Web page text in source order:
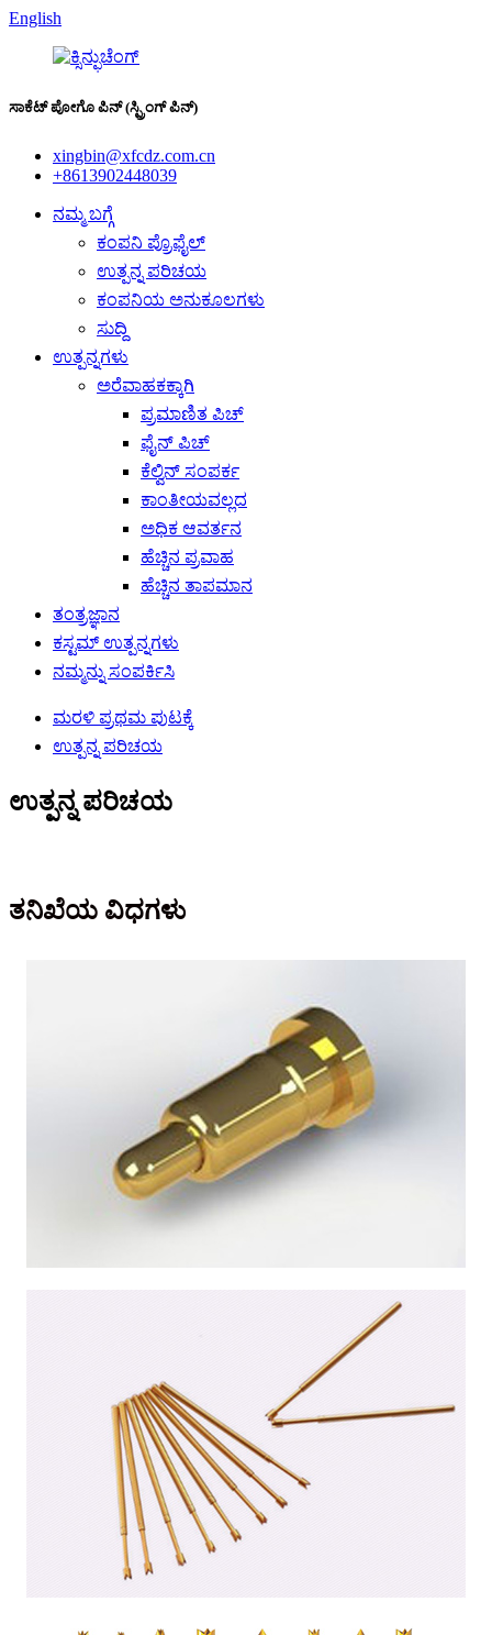
English
ಸಾಕೆಟ್ ಪೋಗೊ ಪಿನ್ (ಸ್ಪ್ರಿಂಗ್ ಪಿನ್)
xingbin@xfcdz.com.cn
+8613902448039
ನಮ್ಮ ಬಗ್ಗೆ
ಕಂಪನಿ ಪ್ರೊಫೈಲ್
ಉತ್ಪನ್ನ ಪರಿಚಯ
ಕಂಪನಿಯ ಅನುಕೂಲಗಳು
ಸುದ್ದಿ
ಉತ್ಪನ್ನಗಳು
ಅರೆವಾಹಕಕ್ಕಾಗಿ
ಪ್ರಮಾಣಿತ ಪಿಚ್
ಫೈನ್ ಪಿಚ್
ಕೆಲ್ವಿನ್ ಸಂಪರ್ಕ
ಕಾಂತೀಯವಲ್ಲದ
ಅಧಿಕ ಆವರ್ತನ
ಹೆಚ್ಚಿನ ಪ್ರವಾಹ
ಹೆಚ್ಚಿನ ತಾಪಮಾನ
ತಂತ್ರಜ್ಞಾನ
ಕಸ್ಟಮ್ ಉತ್ಪನ್ನಗಳು
ನಮ್ಮನ್ನು ಸಂಪರ್ಕಿಸಿ
ಮರಳಿ ಪ್ರಥಮ ಪುಟಕ್ಕೆ
ಉತ್ಪನ್ನ ಪರಿಚಯ
ಉತ್ಪನ್ನ ಪರಿಚಯ
ತನಿಖೆಯ ವಿಧಗಳು